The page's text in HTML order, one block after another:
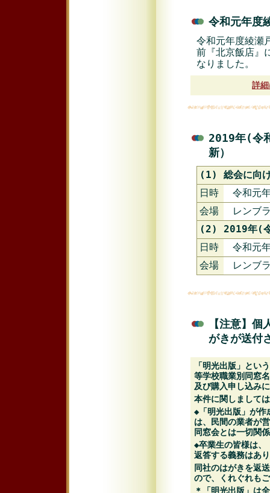
令和元年度
令和元年度綾瀬
前『北京飯店』
なりました。
詳
2019年(令
新）
(1) 総会に向
日時
令和元
会場
レンブ
(2) 2019年(
日時
令和元
会場
レンブ
【注意】
がきが送付
「明光出版」とい
等学校職業別同窓
及び購入申し込み
本件に関しまして
◆「明光出版」が作
は、民間の業者が
同窓会とは一切関
◆卒業生の皆様は、
返答する義務はあ
同社のはがきを返
ので、くれぐれも
＊「明光出版」は